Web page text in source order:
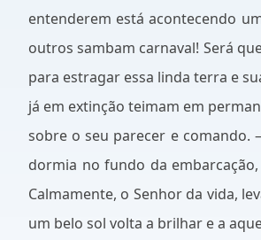
entenderem está acontecendo
outros sambam carnaval! Será
para estragar essa linda terra e
já em extinção teimam em
sobre o seu parecer e comando.
dormia no fundo da
Calmamente, o Senhor da vida,
um belo sol volta a brilhar e a